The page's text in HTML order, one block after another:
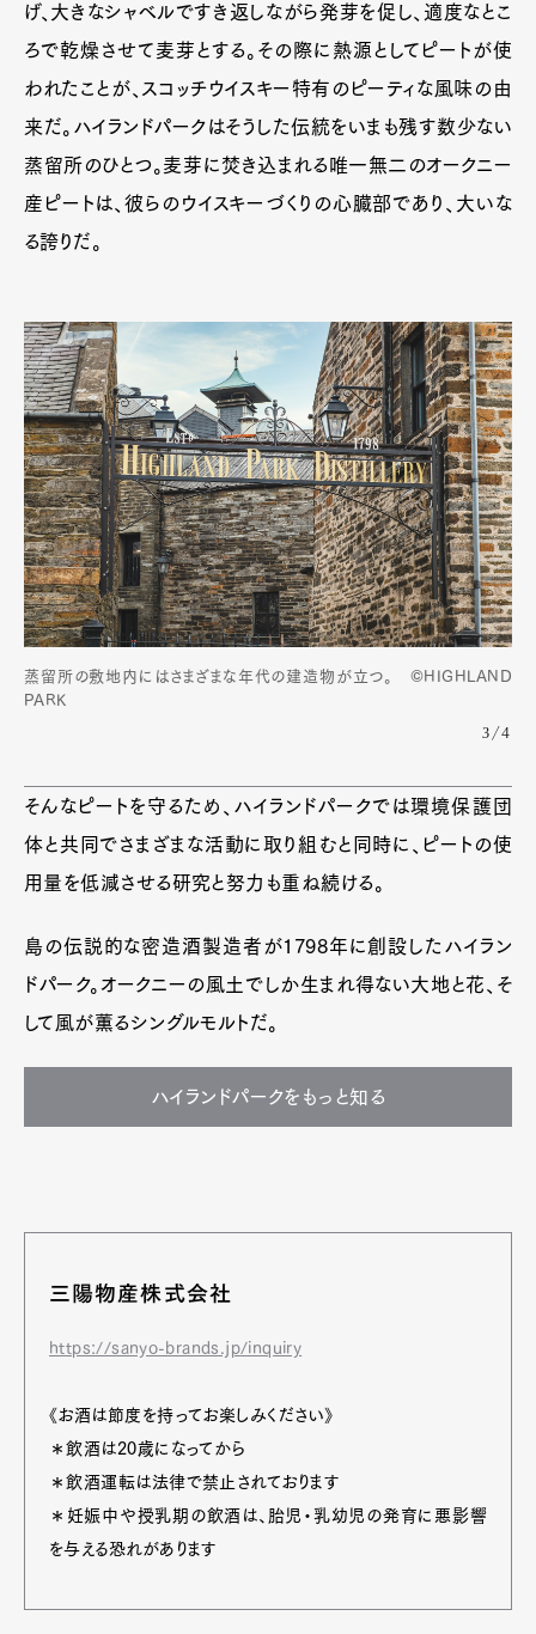
げ、大きなシャベルですき返しながら発芽を促し、適度なとこ
ろで乾燥させて麦芽とする。その際に熱源としてピートが使
われたことが、スコッチウイスキー特有のピーティな風味の由
来だ。ハイランドパークはそうした伝統をいまも残す数少ない
蒸留所のひとつ。麦芽に焚き込まれる唯一無二のオークニー
産ピートは、彼らのウイスキーづくりの心臓部であり、大いな
る誇りだ。
蒸留所の敷地内にはさまざまな年代の建造物が立つ。 ©HIGHLAND
PARK
3/4
そんなピートを守るため、ハイランドパークでは環境保護団
体と共同でさまざまな活動に取り組むと同時に、ピートの使
用量を低減させる研究と努力も重ね続ける。
島の伝説的な密造酒製造者が1798年に創設したハイラン
ドパーク。オークニーの風土でしか生まれ得ない大地と花、そ
して風が薫るシングルモルトだ。
ハイランドパークをもっと知る
三陽物産株式会社
https://sanyo-brands.jp/inquiry
《お酒は節度を持ってお楽しみください》
＊飲酒は20歳になってから
＊飲酒運転は法律で禁止されております
＊妊娠中や授乳期の飲酒は、胎児・乳幼児の発育に悪影響
を与える恐れがあります